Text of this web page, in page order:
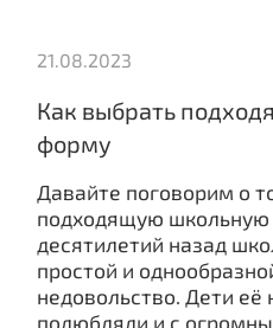
Как выбрать
форму
Давайте поговорим о
подходящую школьную
десятилетий назад
простой и
недовольство. Дети её
полюбляли и с
21.08.2023